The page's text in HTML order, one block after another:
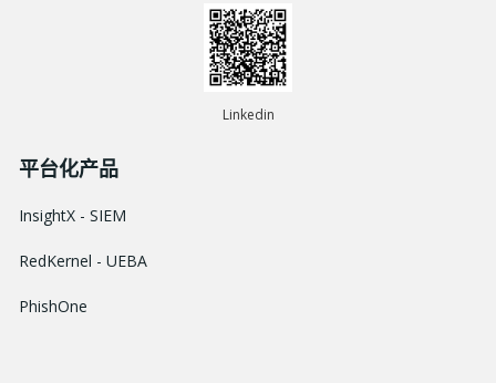
Linkedin
平台化产品
InsightX - SIEM
RedKernel - UEBA
PhishOne